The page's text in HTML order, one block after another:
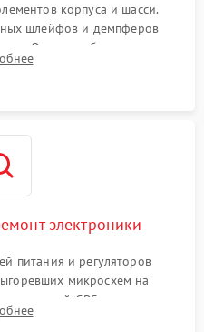
корпуса и шасси.
шлейфов и демпферов
Очистка объектива,
Установка новых
электроники
питания и регуляторов
микросхем на
модулей GPS